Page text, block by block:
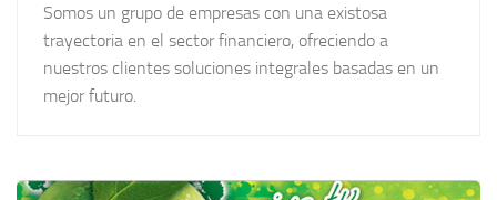
Somos un grupo de empresas con una existosa
trayectoria en el sector financiero, ofreciendo a
nuestros clientes soluciones integrales basadas en un
mejor futuro.